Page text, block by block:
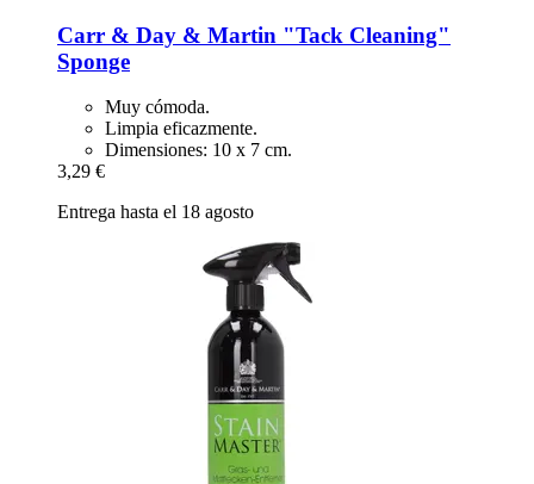
Carr & Day & Martin "Tack Cleaning"
Sponge
Muy cómoda.
Limpia eficazmente.
Dimensiones: 10 x 7 cm.
3,29 €
Entrega hasta el 18 agosto